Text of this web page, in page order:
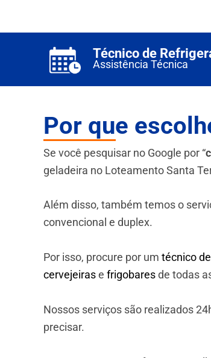
Técnico de
Assistência Técnica
Por que
Se você pesquisar no Google por “
geladeira no Loteamento Santa
Além disso, também temos o
convencional e duplex.
Por isso, procure por um técnico
cervejeirase frigobaresde todas
Nossos serviços são realizados
precisar.